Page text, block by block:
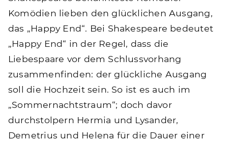
Komödien lieben den glücklichen Ausgang,
das „Happy End“. Bei Shakespeare bedeutet
„Happy End“ in der Regel, dass die
Liebespaare vor dem Schlussvorhang
zusammenfinden: der glückliche Ausgang
soll die Hochzeit sein. So ist es auch im
„Sommernachtstraum“; doch davor
durchstolpern Hermia und Lysander,
Demetrius und Helena für die Dauer einer